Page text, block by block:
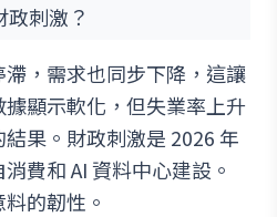
刺激？
，需求也同步下降，這讓
顯示軟化，但失業率上升
果。財政刺激是 2026 年
費和 AI 資料中心建設。
的韌性。